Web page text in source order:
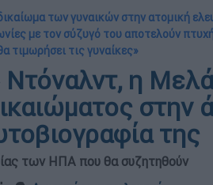
των γυναικών στην ατομική
με τον σύζυγό του αποτελούν
τιμωρήσει τις γυναίκες»
η
της
των ΗΠΑ που θα συζητηθούν